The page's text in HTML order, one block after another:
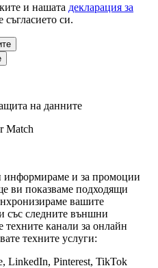
и нашата декларация за
съгласието си.
на данните
Match
информираме и за промоции
ви показваме подходящи
вашите
със следните външни
техните канали за онлайн
техните услуги:
LinkedIn, Pinterest, TikTok